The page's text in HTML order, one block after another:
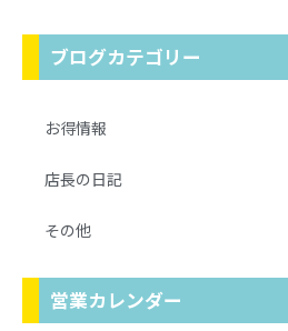
ブログカテゴリー
お得情報
店長の日記
その他
営業カレンダー